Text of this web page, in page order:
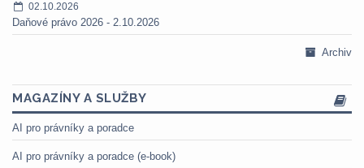
02.10.2026
Daňové právo 2026 - 2.10.2026
Archiv
MAGAZÍNY A SLUŽBY
AI pro právníky a poradce
AI pro právníky a poradce (e-book)